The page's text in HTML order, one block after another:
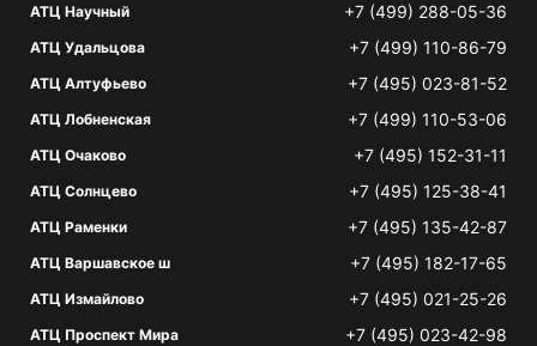
АТЦ Научный +7 (499) 288-05-36
АТЦ Удальцова +7 (499) 110-86-79
АТЦ Алтуфьево +7 (495) 023-81-52
АТЦ Лобненская +7 (499) 110-53-06
АТЦ Очаково +7 (495) 152-31-11
АТЦ Солнцево +7 (495) 125-38-41
АТЦ Раменки +7 (495) 135-42-87
АТЦ Варшавское ш +7 (495) 182-17-65
АТЦ Измайлово +7 (495) 021-25-26
АТЦ Проспект Мира +7 (495) 023-42-98